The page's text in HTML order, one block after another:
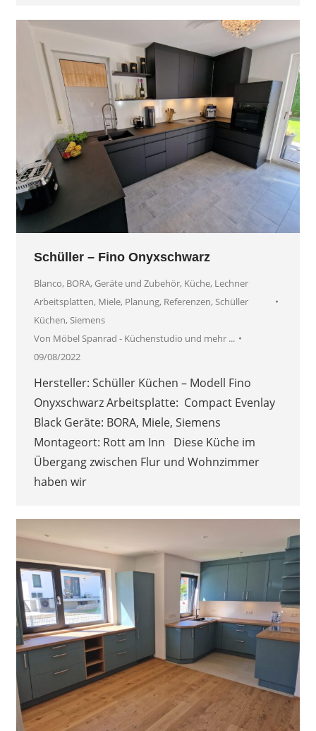
Schüller – Fino Onyxschwarz
Blanco, BORA, Geräte und Zubehör, Küche, Lechner
Arbeitsplatten, Miele, Planung, Referenzen, Schüller
Küchen, Siemens
Von Möbel Spanrad - Küchenstudio und mehr ...
09/08/2022
Hersteller: Schüller Küchen – Modell Fino
Onyxschwarz Arbeitsplatte: Compact Evenlay
Black Geräte: BORA, Miele, Siemens
Montageort: Rott am Inn Diese Küche im
Übergang zwischen Flur und Wohnzimmer
haben wir